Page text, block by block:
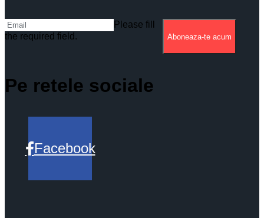
Please fill
the required field.
Aboneaza-te acum
Pe retele sociale
Facebook